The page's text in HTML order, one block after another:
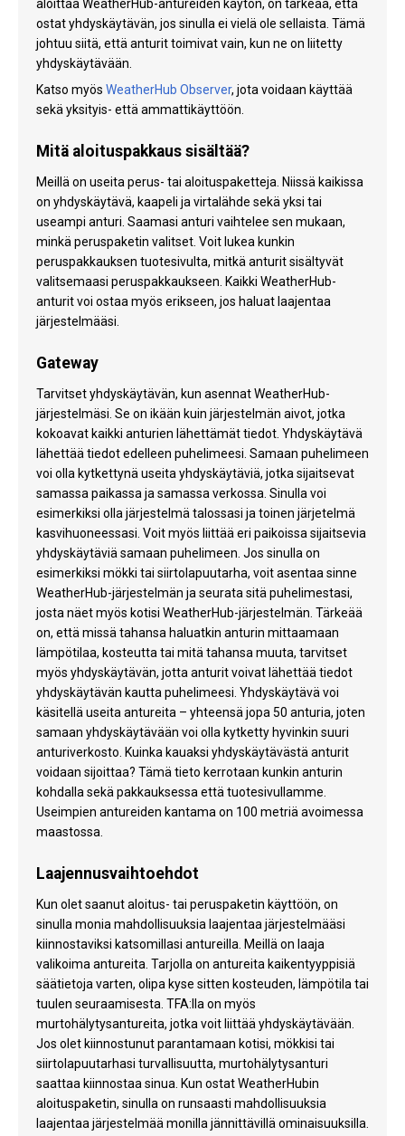
aloittaa WeatherHub-antureiden käytön, on tärkeää, että
ostat yhdyskäytävän, jos sinulla ei vielä ole sellaista. Tämä
johtuu siitä, että anturit toimivat vain, kun ne on liitetty
yhdyskäytävään.
Katso myös WeatherHub Observer, jota voidaan käyttää
sekä yksityis- että ammattikäyttöön.
Mitä aloituspakkaus sisältää?
Meillä on useita perus- tai aloituspaketteja. Niissä kaikissa
on yhdyskäytävä, kaapeli ja virtalähde sekä yksi tai
useampi anturi. Saamasi anturi vaihtelee sen mukaan,
minkä peruspaketin valitset. Voit lukea kunkin
peruspakkauksen tuotesivulta, mitkä anturit sisältyvät
valitsemaasi peruspakkaukseen. Kaikki WeatherHub-
anturit voi ostaa myös erikseen, jos haluat laajentaa
järjestelmääsi.
Gateway
Tarvitset yhdyskäytävän, kun asennat WeatherHub-
järjestelmäsi. Se on ikään kuin järjestelmän aivot, jotka
kokoavat kaikki anturien lähettämät tiedot. Yhdyskäytävä
lähettää tiedot edelleen puhelimeesi. Samaan puhelimeen
voi olla kytkettynä useita yhdyskäytäviä, jotka sijaitsevat
samassa paikassa ja samassa verkossa. Sinulla voi
esimerkiksi olla järjestelmä talossasi ja toinen järjetelmä
kasvihuoneessasi. Voit myös liittää eri paikoissa sijaitsevia
yhdyskäytäviä samaan puhelimeen. Jos sinulla on
esimerkiksi mökki tai siirtolapuutarha, voit asentaa sinne
WeatherHub-järjestelmän ja seurata sitä puhelimestasi,
josta näet myös kotisi WeatherHub-järjestelmän. Tärkeää
on, että missä tahansa haluatkin anturin mittaamaan
lämpötilaa, kosteutta tai mitä tahansa muuta, tarvitset
myös yhdyskäytävän, jotta anturit voivat lähettää tiedot
yhdyskäytävän kautta puhelimeesi. Yhdyskäytävä voi
käsitellä useita antureita – yhteensä jopa 50 anturia, joten
samaan yhdyskäytävään voi olla kytketty hyvinkin suuri
anturiverkosto. Kuinka kauaksi yhdyskäytävästä anturit
voidaan sijoittaa? Tämä tieto kerrotaan kunkin anturin
kohdalla sekä pakkauksessa että tuotesivullamme.
Useimpien antureiden kantama on 100 metriä avoimessa
maastossa.
Laajennusvaihtoehdot
Kun olet saanut aloitus- tai peruspaketin käyttöön, on
sinulla monia mahdollisuuksia laajentaa järjestelmääsi
kiinnostaviksi katsomillasi antureilla. Meillä on laaja
valikoima antureita. Tarjolla on antureita kaikentyyppisiä
säätietoja varten, olipa kyse sitten kosteuden, lämpötila tai
tuulen seuraamisesta. TFA:lla on myös
murtohälytysantureita, jotka voit liittää yhdyskäytävään.
Jos olet kiinnostunut parantamaan kotisi, mökkisi tai
siirtolapuutarhasi turvallisuutta, murtohälytysanturi
saattaa kiinnostaa sinua. Kun ostat WeatherHubin
aloituspaketin, sinulla on runsaasti mahdollisuuksia
laajentaa järjestelmää monilla jännittävillä ominaisuuksilla.